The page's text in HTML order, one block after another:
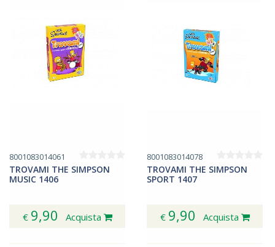
8001083014061
TROVAMI THE SIMPSON
MUSIC 1406
€ 9,90 Acquista
8001083014078
TROVAMI THE SIMPSON
SPORT 1407
€ 9,90 Acquista